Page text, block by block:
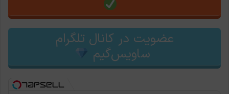
عضویت در کانال تلگرام
ساویس‌گیم